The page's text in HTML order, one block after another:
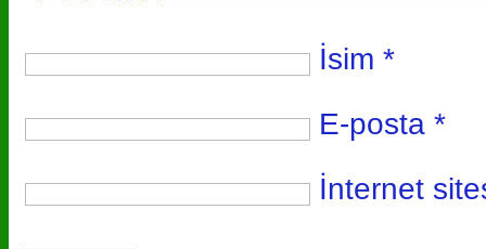
İsim *
E-posta *
İnternet